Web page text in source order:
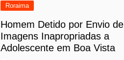
Roraima
Homem Detido por Envio de
Imagens Inapropriadas a
Adolescente em Boa Vista